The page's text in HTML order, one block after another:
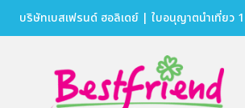
บริษัทเบสเฟรนด์ ฮอลิเดย์ | ใบอนุญาตนำเที่ยว